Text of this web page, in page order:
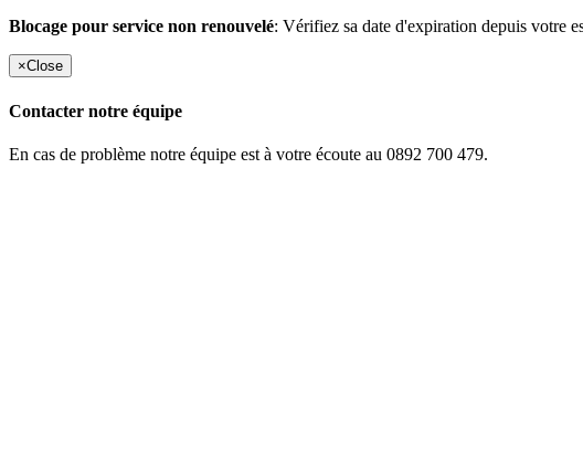
Blocage pour service non renouvelé: Vérifiez sa date d'expiration depuis votre
×Close
Contacter notre équipe
En cas de problème notre équipe est à votre écoute au 0892 700 479.